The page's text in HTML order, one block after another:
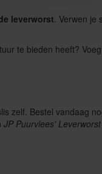
leverworst. Verwen je
te bieden heeft? Voeg
zelf. Bestel vandaag
JP Puurvlees'